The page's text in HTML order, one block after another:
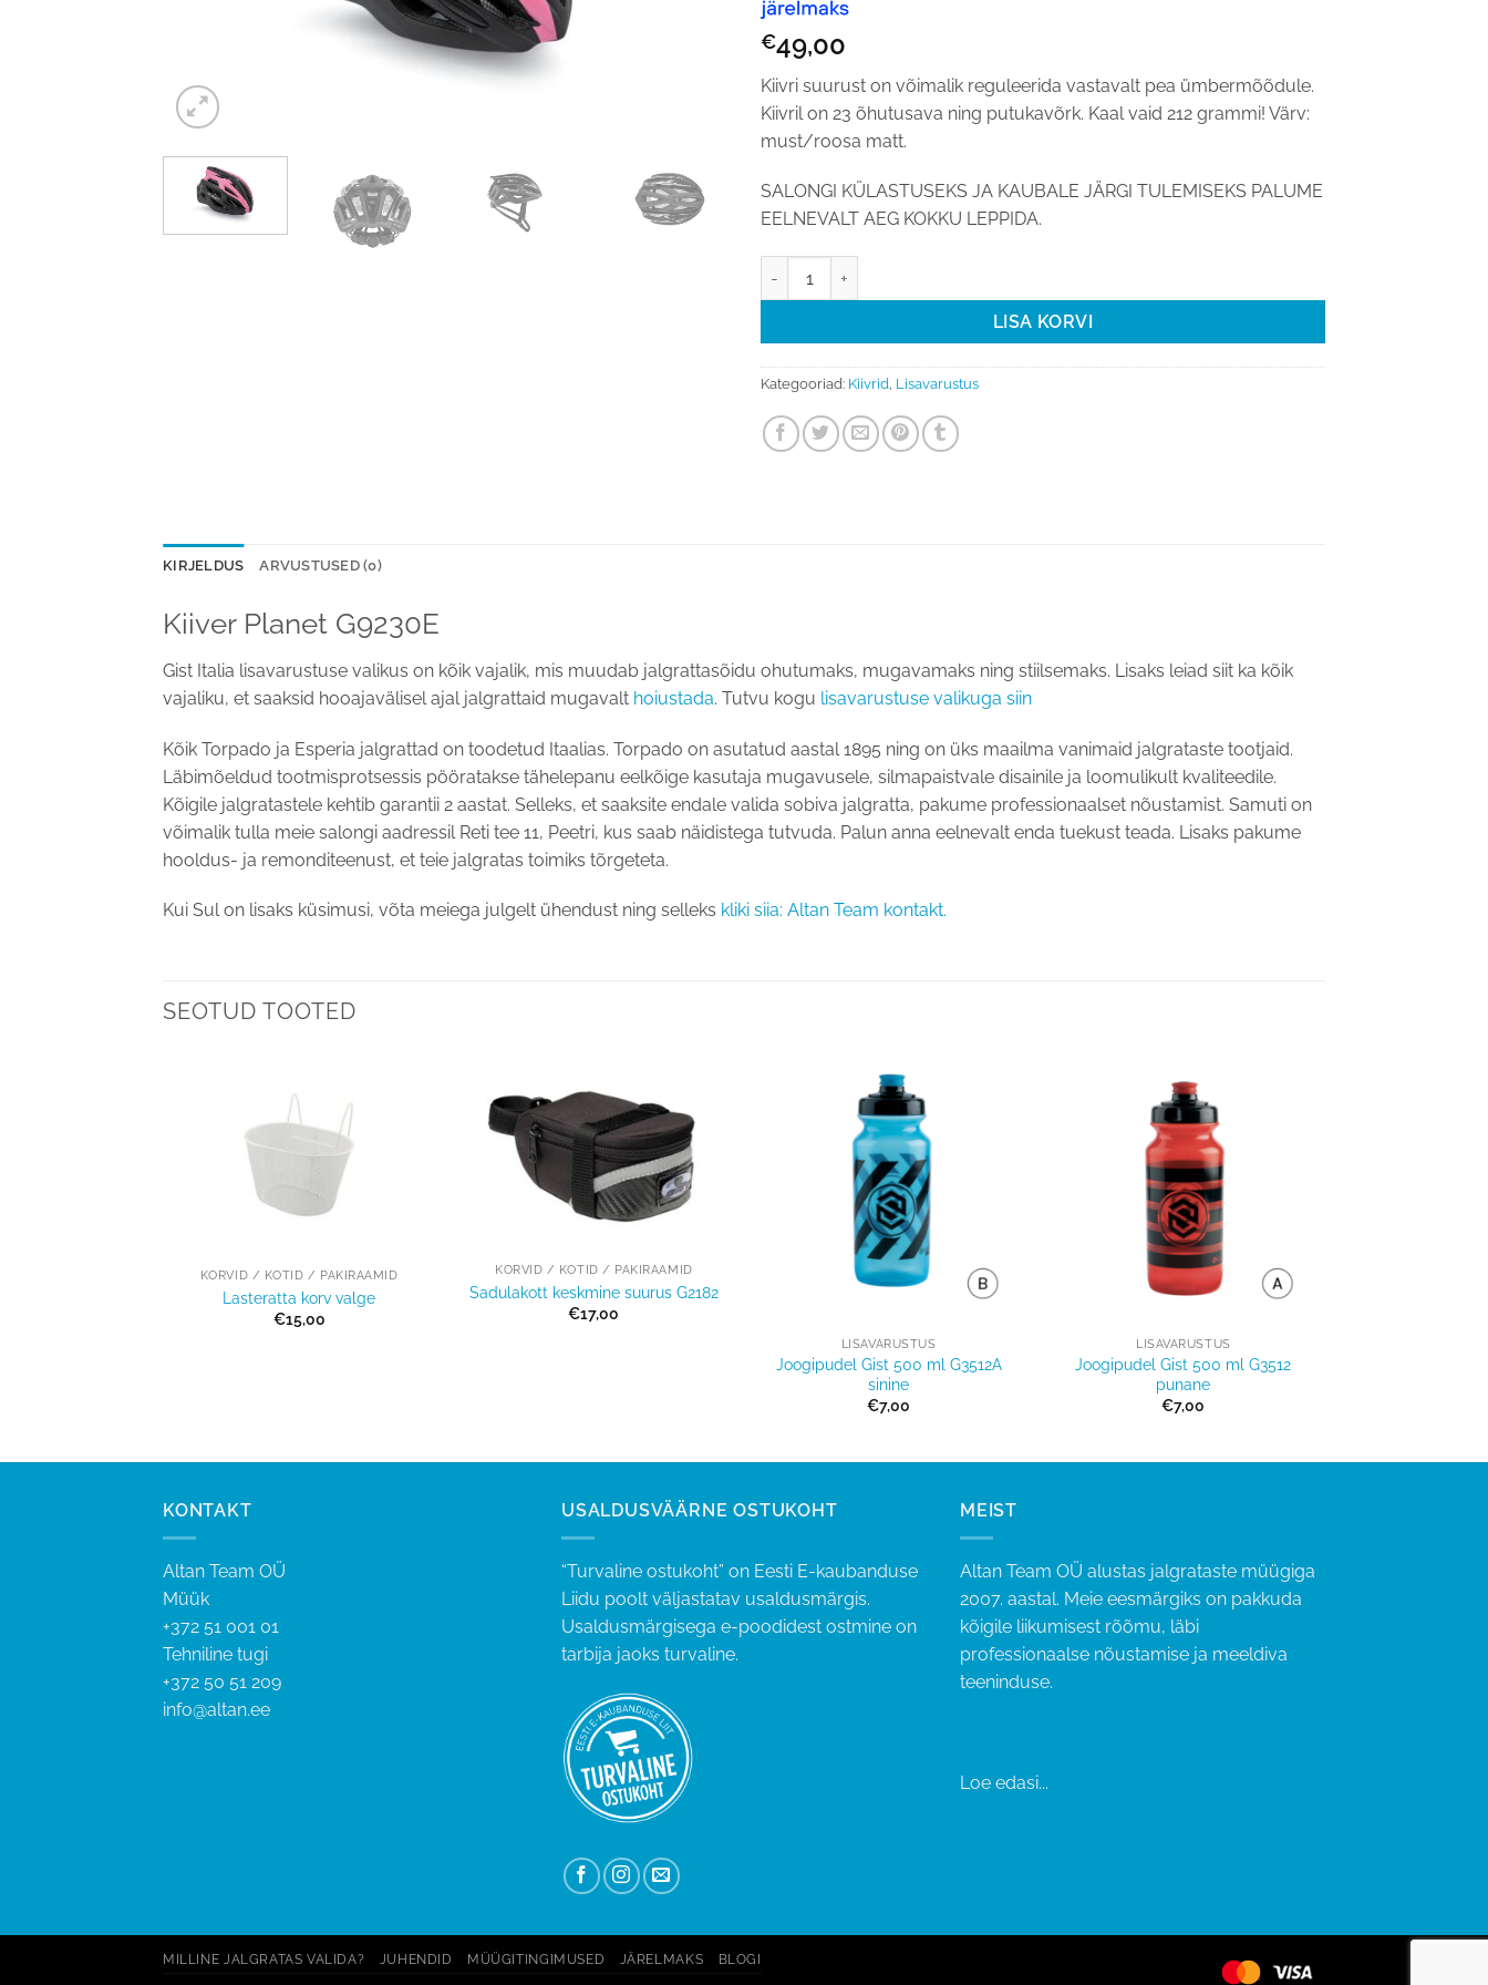
€49,00
Kiivri suurust on võimalik reguleerida vastavalt pea ümbermõõdule.
Kiivril on 23 õhutusava ning putukavõrk. Kaal vaid 212 grammi! Värv:
must/roosa matt.
SALONGI KÜLASTUSEKS JA KAUBALE JÄRGI TULEMISEKS PALUME
EELNEVALT AEG KOKKU LEPPIDA.
LISA KORVI
Kategooriad: Kiivrid, Lisavarustus
KIRJELDUS ARVUSTUSED (0)
Kiiver Planet G9230E
Gist Italia lisavarustuse valikus on kõik vajalik, mis muudab jalgrattasõidu ohutumaks, mugavamaks ning stiilsemaks. Lisaks leiad siit ka kõik
vajaliku, et saaksid hooajavälisel ajal jalgrattaid mugavalt hoiustada. Tutvu kogu lisavarustuse valikuga siin
Kõik Torpado ja Esperia jalgrattad on toodetud Itaalias. Torpado on asutatud aastal 1895 ning on üks maailma vanimaid jalgrataste tootjaid.
Läbimõeldud tootmisprotsessis pööratakse tähelepanu eelkõige kasutaja mugavusele, silmapaistvale disainile ja loomulikult kvaliteedile.
Kõigile jalgratastele kehtib garantii 2 aastat. Selleks, et saaksite endale valida sobiva jalgratta, pakume professionaalset nõustamist. Samuti on
võimalik tulla meie salongi aadressil Reti tee 11, Peetri, kus saab näidistega tutvuda. Palun anna eelnevalt enda tuekust teada. Lisaks pakume
hooldus- ja remonditeenust, et teie jalgratas toimiks tõrgeteta.
Kui Sul on lisaks küsimusi, võta meiega julgelt ühendust ning selleks kliki siia: Altan Team kontakt.
SEOTUD TOOTED
võrdlusesse
KORVID / KOTID / PAKIRAAMID
Lasteratta korv valge
€15,00
Lisa
võrdlusesse
KORVID / KOTID / PAKIRAAMID
Sadulakott keskmine suurus G2182
€17,00
LISAVARUSTUS
Joogipudel Gist 500 ml G3512A
sinine
€7,00
LISAVARUSTUS
Joogipudel Gist 500 ml G3512
punane
€7,00
KONTAKT
Altan Team OÜ
Müük
+372 51 001 01
Tehniline tugi
+372 50 51 209
info@altan.ee
USALDUSVÄÄRNE OSTUKOHT
“Turvaline ostukoht” on Eesti E-kaubanduse
Liidu poolt väljastatav usaldusmärgis.
Usaldusmärgisega e-poodidest ostmine on
tarbija jaoks turvaline.
MEIST
Altan Team OÜ alustas jalgrataste müügiga
2007. aastal. Meie eesmärgiks on pakkuda
kõigile liikumisest rõõmu, läbi
professionaalse nõustamise ja meeldiva
teeninduse.
Loe edasi...
MILLINE JALGRATAS VALIDA? JUHENDID MÜÜGITINGIMUSED JÄRELMAKS BLOGI